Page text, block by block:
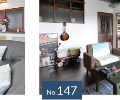
No.147